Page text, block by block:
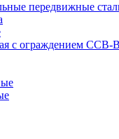
передвижные
с ограждением ССВ-В